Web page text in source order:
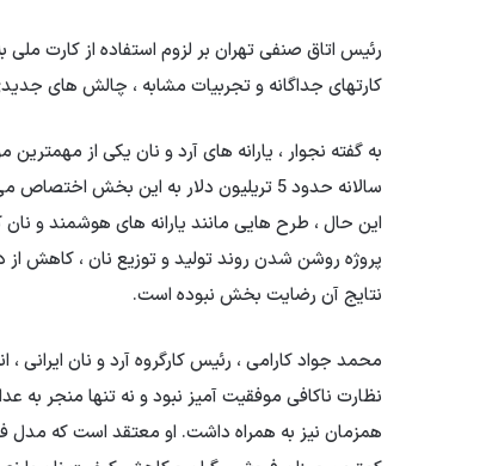
رئیس اتاق صنفی تهران بر لزوم استفاده از کارت ملی
کارتهای جداگانه و تجربیات مشابه ، چالش های
به گفته نجوار ، یارانه های آرد و نان یکی از
سالانه حدود 5 تریلیون دلار به این
پروژه روشن شدن روند تولید و توزیع نان ، کاهش
نتایج آن رضایت بخش نبوده است.
محمد جواد کارامی ، رئیس کارگروه آرد و نان ایرانی ،
نظارت ناکافی موفقیت آمیز نبود و نه تنها منجر به
همزمان نیز به همراه داشت. او معتقد است که مدل